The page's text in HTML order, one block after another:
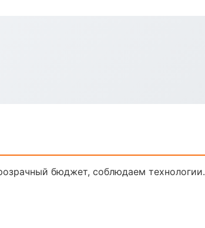
бюджет, соблюдаем технологии.